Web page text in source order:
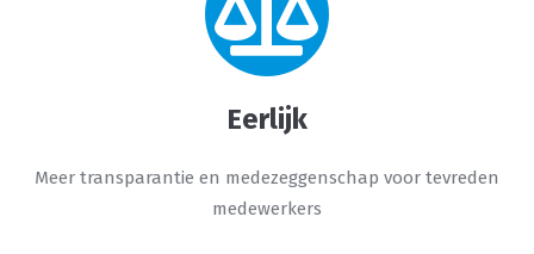
Eerlijk
Meer transparantie en medezeggenschap voor tevreden
medewerkers